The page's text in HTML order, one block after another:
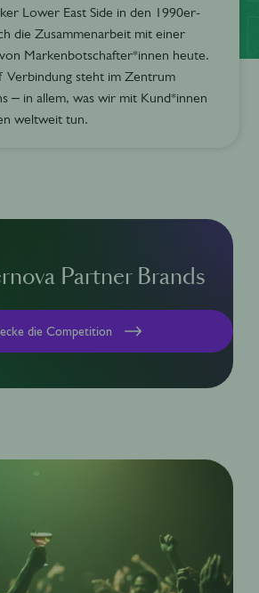
Lower East Side in den 1990er-
die Zusammenarbeit mit einer
Markenbotschafter*innen heute.
Verbindung steht im Zentrum
– in allem, was wir mit Kund*innen
weltweit tun.
Partner Brands
die Competition